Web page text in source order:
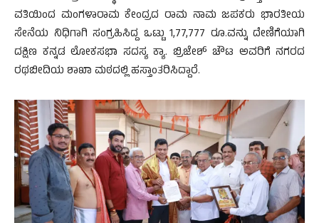
ವತಿಯಿಂದ ಮಂಗಳಾರಾಮ ಕೇಂದ್ರದ ರಾಮ ನಾಮ ಜಪಕರು ಭಾರತೀಯ
ಸೇನೆಯ ನಿಧಿಗಾಗಿ ಸಂಗ್ರಹಿಸಿದ್ದ ಒಟ್ಟು 1,77,777 ರೂ.ವನ್ನು ದೇಣಿಗೆಯಾಗಿ
ದಕ್ಷಿಣ ಕನ್ನಡ ಲೋಕಸಭಾ ಸದಸ್ಯ ಕ್ಯಾ. ಬ್ರಿಜೇಶ್ ಚೌಟ ಅವರಿಗೆ ನಗರದ
ರಥಬೀದಿಯ ಶಾಖಾ ಮಠದಲ್ಲಿ ಹಸ್ತಾಂತರಿಸಿದ್ದಾರೆ.